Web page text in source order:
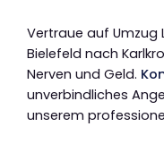
Vertraue auf Umzug
Bielefeld nach
Nerven und Geld.
unverbindliches
unserem